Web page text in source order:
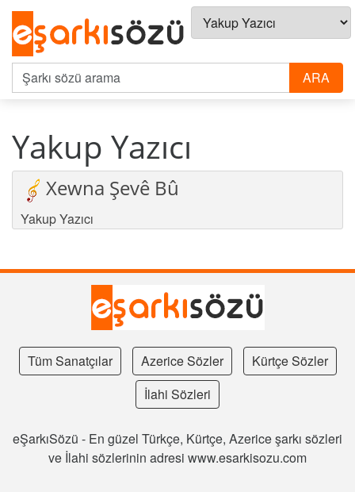
Yakup Yazıcı
Xewna Şevê Bû
Yakup Yazıcı
Tüm Sanatçılar Azerice Sözler
Kürtçe Sözler
İlahi Sözleri
eŞarkıSözü - En güzel Türkçe, Kürtçe, Azerice şarkı sözleri
ve İlahi sözlerinin adresi www.esarkisozu.com